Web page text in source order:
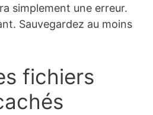
simplement une erreur.
Sauvegardez au moins
fichiers